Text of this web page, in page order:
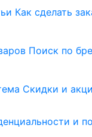
Как сделать
Поиск по
Скидки и
и